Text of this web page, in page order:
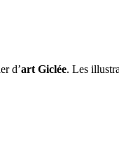
d’art Giclée. Les